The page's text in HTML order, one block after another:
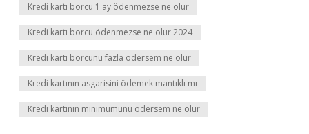
Kredi kartı borcu 1 ay ödenmezse ne olur
Kredi kartı borcu ödenmezse ne olur 2024
Kredi kartı borcunu fazla ödersem ne olur
Kredi kartının asgarisini ödemek mantıklı mı
Kredi kartının minimumunu ödersem ne olur